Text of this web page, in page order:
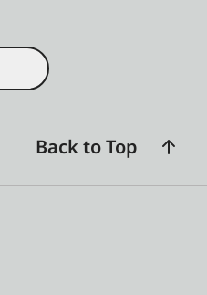
Back to Top